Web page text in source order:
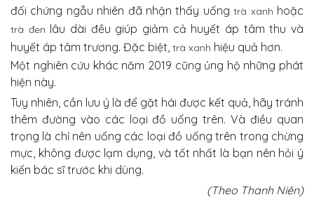
đối chứng ngẫu nhiên đã nhận thấy uốngtrà xanh hoặc
trà đen lâu dài đều giúp giảm cả huyết áp tâm thu và
huyết áp tâm trương. Đặc biệt, trà xanh hiệu quả hơn.
Một nghiên cứu khác năm 2019 cũng ủng hộ những phát
hiện này.
Tuy nhiên, cần lưu ý là để gặt hái được kết quả, hãy tránh
thêm đường vào các loại đồ uống trên. Và điều quan
trọng là chỉ nên uống các loại đồ uống trên trong chừng
mực, không được lạm dụng, và tốt nhất là bạn nên hỏi ý
kiến bác sĩ trước khi dùng.
(Theo Thanh Niên)